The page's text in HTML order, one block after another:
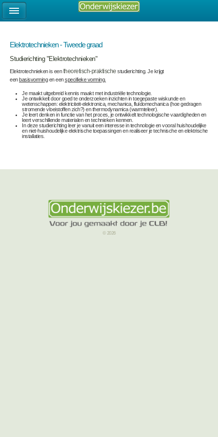
Elektrotechnieken - Tweede graad
Studierichting "Elektrotechnieken"
Elektrotechnieken is eentheoretisch-praktische studierichting. Je krijgt
een basisvormingen eenspecifieke vorming.
Je maakt uitgebreid kennis maakt met industriële technologie.
Je ontwikkelt door goed te onderzoeken inzichten in toegepaste wiskunde en
wetenschappen: elektriciteit-elektronica, mechanica, fluïdomechanica (hoe gedragen
stromende vloeistoffen zich?) en thermodynamica (warmteleer).
Je leert denken in functie van het proces, je ontwikkelt technologische vaardigheden en
leert verschillende materialen en technieken kennen.
In deze studierichting leer je vanuit een interesse in technologie en vooral huishoudelijke
en niet-huishoudelijke elektrische toepassingen en realiseer je technische en elektrische
installaties.
© 2026